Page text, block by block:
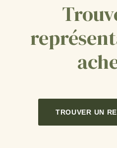
TROUVER UN